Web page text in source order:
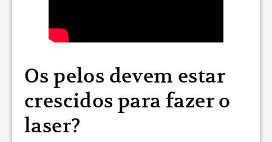
Os pelos devem estar
crescidos para fazer o
laser?